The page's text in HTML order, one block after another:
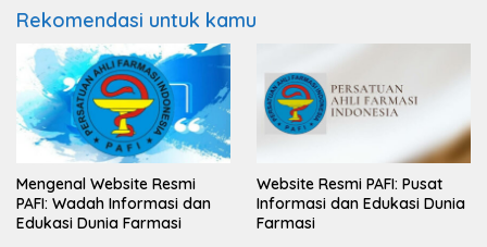
Rekomendasi untuk kamu
Mengenal Website Resmi
PAFI: Wadah Informasi dan
Edukasi Dunia Farmasi
Website Resmi PAFI: Pusat
Informasi dan Edukasi Dunia
Farmasi